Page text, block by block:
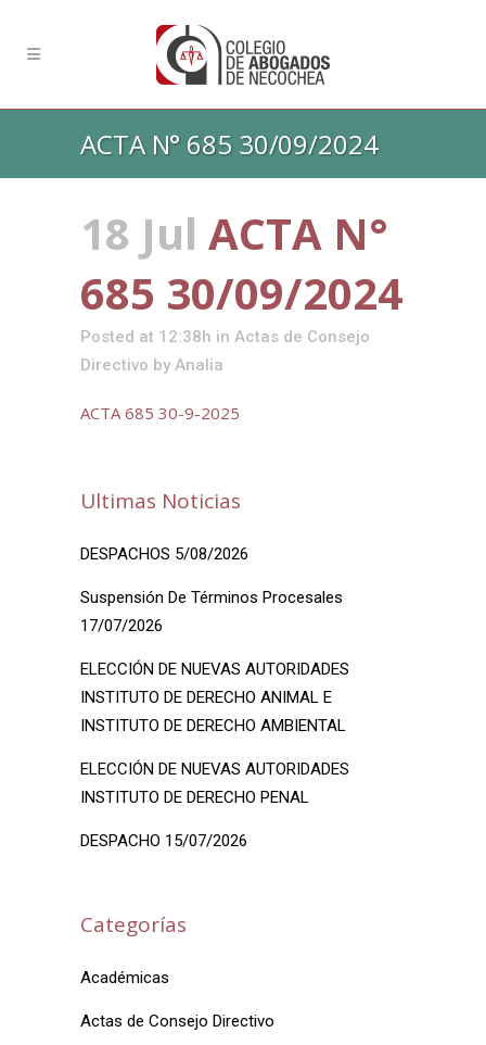
ACTA N° 685 30/09/2024
18 Jul ACTA N°
685 30/09/2024
Posted at 12:38h in Actas de Consejo
Directivo by Analia
ACTA 685 30-9-2025
Ultimas Noticias
DESPACHOS 5/08/2026
Suspensión De Términos Procesales
17/07/2026
ELECCIÓN DE NUEVAS AUTORIDADES
INSTITUTO DE DERECHO ANIMAL E
INSTITUTO DE DERECHO AMBIENTAL
ELECCIÓN DE NUEVAS AUTORIDADES
INSTITUTO DE DERECHO PENAL
DESPACHO 15/07/2026
Categorías
Académicas
Actas de Consejo Directivo